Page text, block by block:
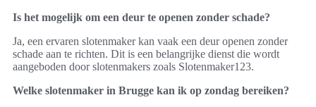
Is het mogelijk om een deur te openen zonder schade?
Ja, een ervaren slotenmaker kan vaak een deur openen zonder
schade aan te richten. Dit is een belangrijke dienst die wordt
aangeboden door slotenmakers zoals Slotenmaker123.
Welke slotenmaker in Brugge kan ik op zondag bereiken?